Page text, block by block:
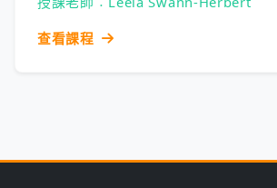
查看課程